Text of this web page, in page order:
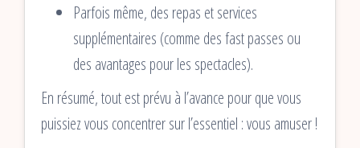
Parfois même, des repas et services
supplémentaires (comme des fast passes ou
des avantages pour les spectacles).
En résumé, tout est prévu à l’avance pour que vous
puissiez vous concentrer sur l’essentiel : vous amuser !